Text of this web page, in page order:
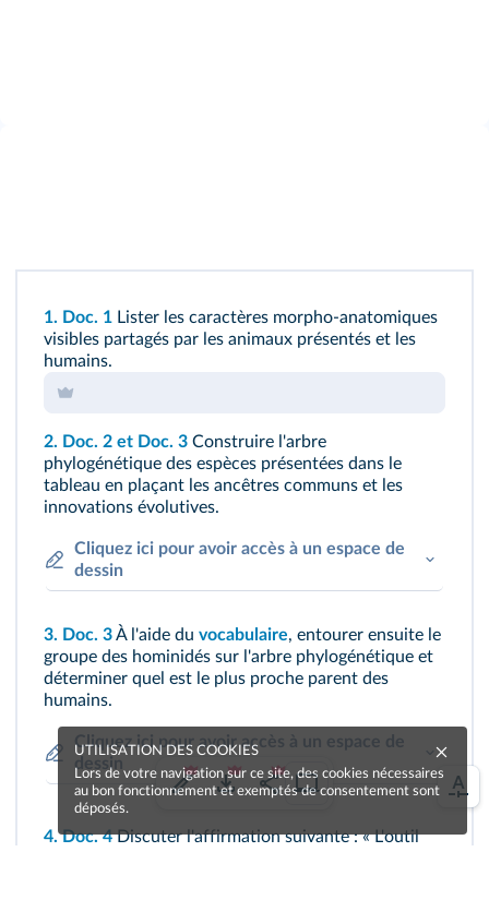
1. Doc. 1 Lister les caractères morpho-anatomiques
visibles partagés par les animaux présentés et les
humains.
2. Doc. 2 et Doc. 3 Construire l'arbre
phylogénétique des espèces présentées dans le
tableau en plaçant les ancêtres communs et les
innovations évolutives.
Cliquez ici pour avoir accès à un espace de
dessin
3. Doc. 3À l'aide du vocabulaire, entourer ensuite le
groupe des hominidés sur l'arbre phylogénétique et
déterminer quel est le plus proche parent des
humains.
Cliquez ici pour avoir accès à un espace de
dessin
4.Doc. 4Discuter l'affirmation suivante : « L'outil
UTILISATION DES COOKIES
Lors de votre navigation sur ce site, des cookies nécessaires
au bon fonctionnement et exemptés de consentement sont
déposés.